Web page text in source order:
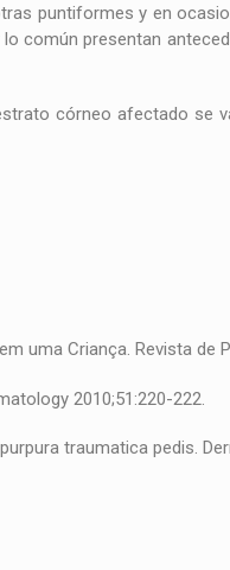
puntiformes y en
común presentan
córneo afectado se
uma Criança. Revista de
2010;51:220-222.
traumatica pedis.